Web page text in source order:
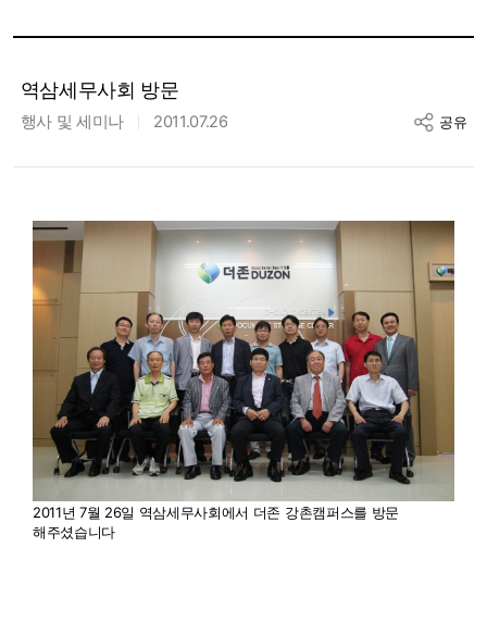
역삼세무사회 방문
행사 및 세미나 2011.07.26 공유
2011년 7월 26일 역삼세무사회에서 더존 강촌캠퍼스를 방문
해주셨습니다